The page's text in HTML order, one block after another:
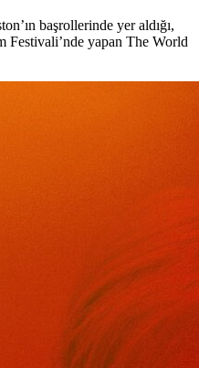
başrollerinde yer aldığı,
yapan The World